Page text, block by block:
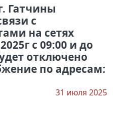
Гатчины
с
на сетях
с 09:00 и до
отключено
по адресам:
31 июля 2025